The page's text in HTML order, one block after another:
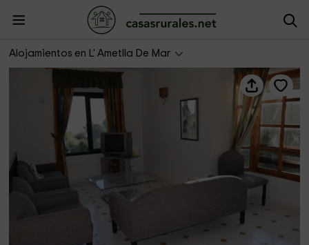
Alojamientos en L' Ametlla De Mar
Águila Daurada- Miramar 3